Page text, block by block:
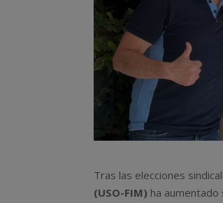
Tras las elecciones
(USO-FIM) ha